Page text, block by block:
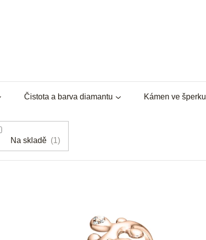
Čistota a barva diamantu Kámen ve šperku
Na skladě 1